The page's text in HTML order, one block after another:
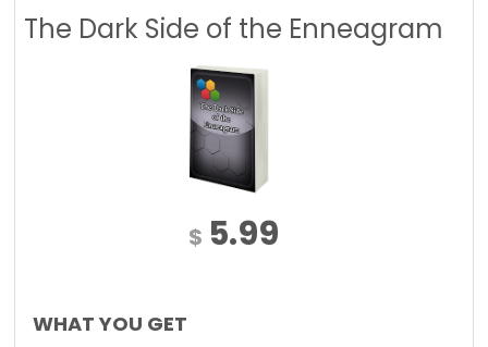
The Dark Side of the Enneagram
$ 5.99
WHAT YOU GET